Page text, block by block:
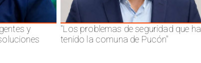
y
"Los problemas de seguridad que ha
tenido la comuna de Pucón"